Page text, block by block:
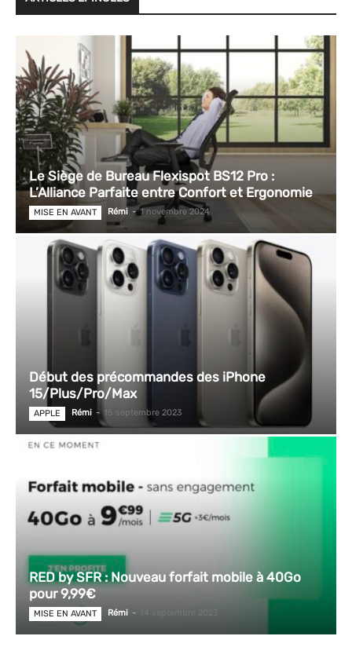
Le Siège de Bureau Flexispot BS12 Pro :
L’Alliance Parfaite entre Confort et Ergonomie
MISE EN AVANT Rémi - 1 novembre 2024
Début des précommandes des iPhone
15/Plus/Pro/Max
APPLE Rémi - 15 septembre 2023
RED by SFR : Nouveau forfait mobile à 40Go
pour 9,99€
MISE EN AVANT Rémi - 14 septembre 2023